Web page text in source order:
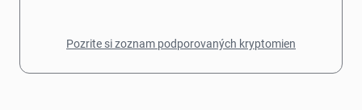
Pozrite si zoznam podporovaných kryptomien